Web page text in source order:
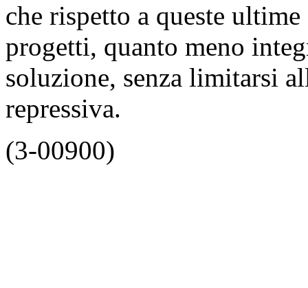
che rispetto a queste
progetti, quanto meno
soluzione, senza limitarsi
repressiva.
(3-00900)